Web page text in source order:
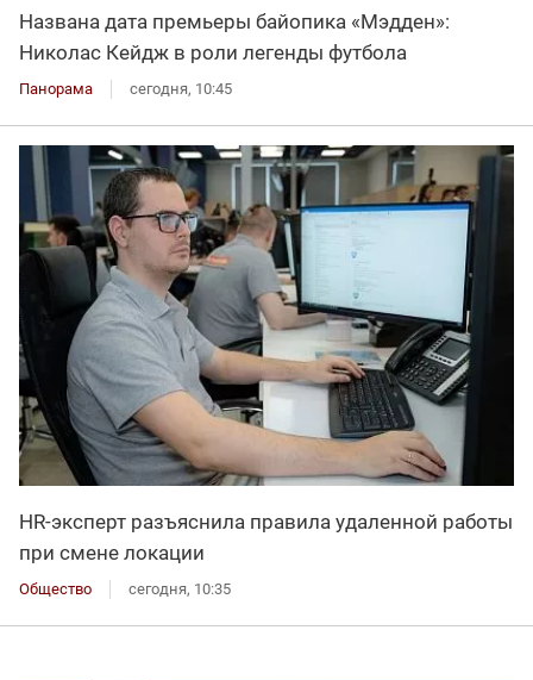
Названа дата премьеры байопика «Мэдден»:
Николас Кейдж в роли легенды футбола
Панорама сегодня, 10:45
HR-эксперт разъяснила правила удаленной работы
при смене локации
Общество сегодня, 10:35